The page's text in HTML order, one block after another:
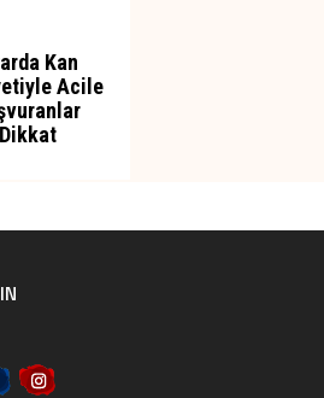
Kan
Acile
Dikkat